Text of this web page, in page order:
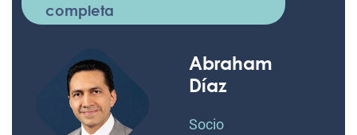
completa
Abraham
Díaz
Socio